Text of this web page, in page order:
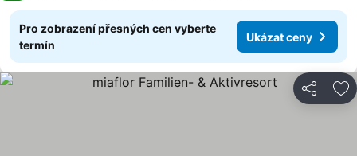
Pro zobrazení přesných cen vyberte
termín
Ukázat ceny
Sdílet